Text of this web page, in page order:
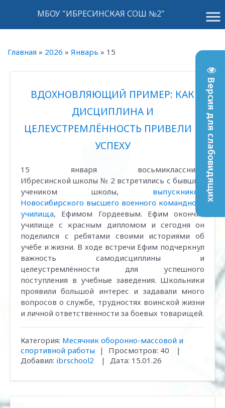
Версия для слабовидящих
menu
МБОУ "ИБРЕСИНСКАЯ СОШ №2"
Главная » 2026 » Январь » 15
ВДОХНОВЛЯЮЩИЙ ПРИМЕР: КАК
ДИСЦИПЛИНА И
ЦЕЛЕУСТРЕМЛЁННОСТЬ ПРИВЕЛИ К
УСПЕХУ
15 января восьмиклассники
Ибресинской школы № 2 встретились с бывшим
учеником школы, выпускником
Новосибирского высшего военного командного
училища, Ефимом Гордеевым. Ефим окончил
училище с красным дипломом и сегодня он
поделился с ребятами своими историями об
учёбе и жизни. В ходе встречи Ефим подчеркнул
важность самодисциплины и
целеустремлённости для успешного
поступления в учебные заведения. Школьники
проявили большой интерес и задавали много
вопросов о службе, трудностях воинской жизни
и личной ответственности за боевых товарищей.
Категория: Месячник оборонно-массовой и
спортивной работы
| Просмотров: 40
|
Добавил: ibrschool2 | Дата: 15.01.26